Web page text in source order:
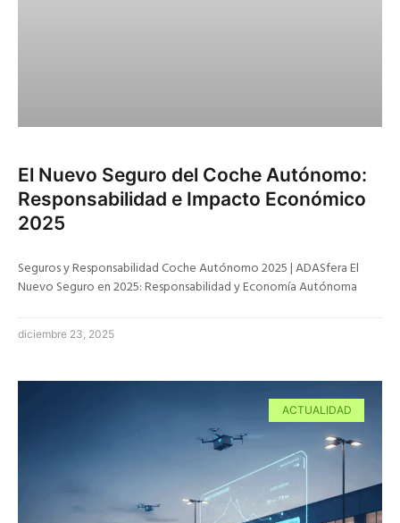
El Nuevo Seguro del Coche Autónomo:
Responsabilidad e Impacto Económico
2025
Seguros y Responsabilidad Coche Autónomo 2025 | ADASfera El
Nuevo Seguro en 2025: Responsabilidad y Economía Autónoma
diciembre 23, 2025
ACTUALIDAD